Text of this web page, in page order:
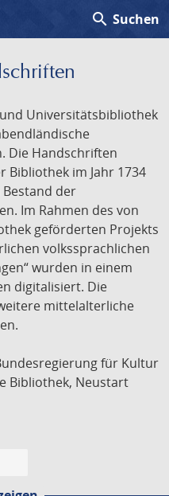
search Suchen
Universitätsbibliothek
Die Handschriften
im Jahr 1734
der
Im Rahmen des von
geförderten Projekts
volkssprachlichen
wurden in einem
digitalisiert. Die
mittelalterliche
für Kultur
Bibliothek, Neustart